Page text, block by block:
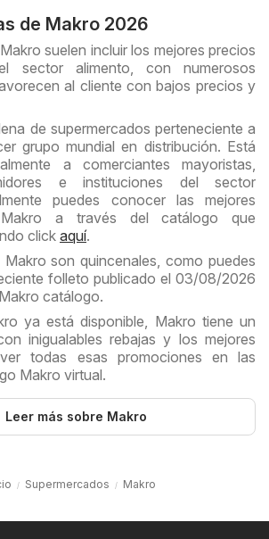
de Makro 2026
suelen incluir los mejores precios
sector alimento, con numerosos
al cliente con bajos precios y
de supermercados perteneciente a
grupo mundial en distribución. Está
a comerciantes mayoristas,
e instituciones del sector
puedes conocer las mejores
a través del catálogo que
clickaquí.
son quincenales, como puedes
folleto publicado el 03/08/2026
catálogo.
ya está disponible, Makro tiene un
inigualables rebajas y los mejores
todas esas promociones en las
Makro virtual.
Leer más sobre Makro
Supermercados Makro